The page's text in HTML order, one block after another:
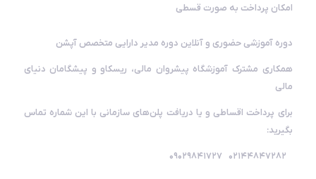
امکان پرداخت به صورت قسطی
دوره آموزشی حضوری و آنلاین دوره مدیر دارایی متخصص آپشن
همکاری مشترک آموزشگاه پیشروان مالی، ریسکاو و پیشگامان دنیای
مالی
برای پرداخت اقساطی و یا دریافت پلن‌های سازمانی با این شماره تماس
بگیرید: